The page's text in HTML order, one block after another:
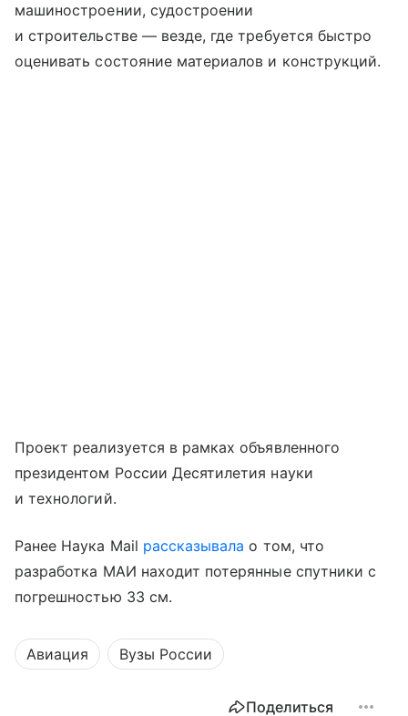
машиностроении, судостроении
и строительстве — везде, где требуется быстро
оценивать состояние материалов и конструкций.
Проект реализуется в рамках объявленного
президентом России Десятилетия науки
и технологий.
Ранее Наука Mail рассказывала о том, что
разработка МАИ находит потерянные спутники с
погрешностью 33 см.
Авиация Вузы России
Поделиться